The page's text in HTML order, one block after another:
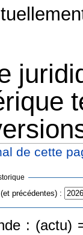
de cette
précédentes) :
: (actu)